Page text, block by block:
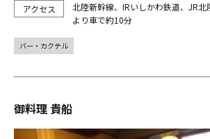
北陸新幹線、IRいしかわ鉄道、JR
より車で約10分
バー・カクテル
御料理 貴船